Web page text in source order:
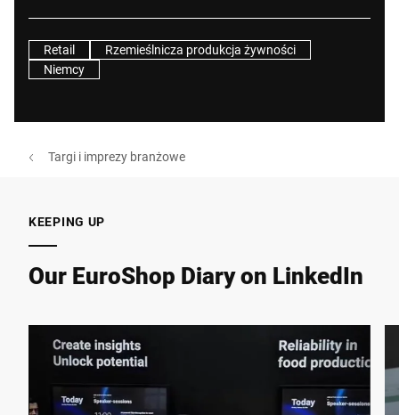
Retail
Rzemieślnicza produkcja żywności
Niemcy
Targi i imprezy branżowe
KEEPING UP
Our EuroShop Diary on LinkedIn